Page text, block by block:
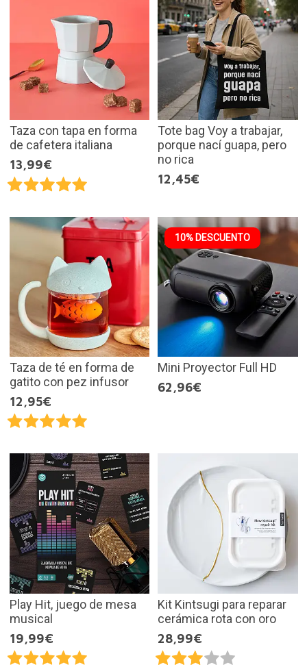
Taza con tapa en forma
de cafetera italiana
13,99€
Tote bag Voy a trabajar,
porque nací guapa, pero
no rica
12,45€
Taza de té en forma de
gatito con pez infusor
12,95€
10% DESCUENTO
Mini Proyector Full HD
62,96€
Play Hit, juego de mesa
musical
19,99€
Kit Kintsugi para reparar
cerámica rota con oro
28,99€